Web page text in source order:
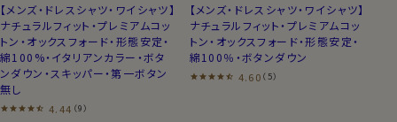
【メンズ・ドレスシャツ・ワイシャツ】
ナチュラルフィット・プレミアムコッ
トン・オックスフォード・形態安定・
綿100%・イタリアンカラー・ボタ
ンダウン・スキッパー・第一ボタン
無し
4.44 （9）
【メンズ・ドレスシャツ・ワイシャツ】
ナチュラルフィット・プレミアムコッ
トン・オックスフォード・形態安定・
綿100％・ボタンダウン
4.60 （5）